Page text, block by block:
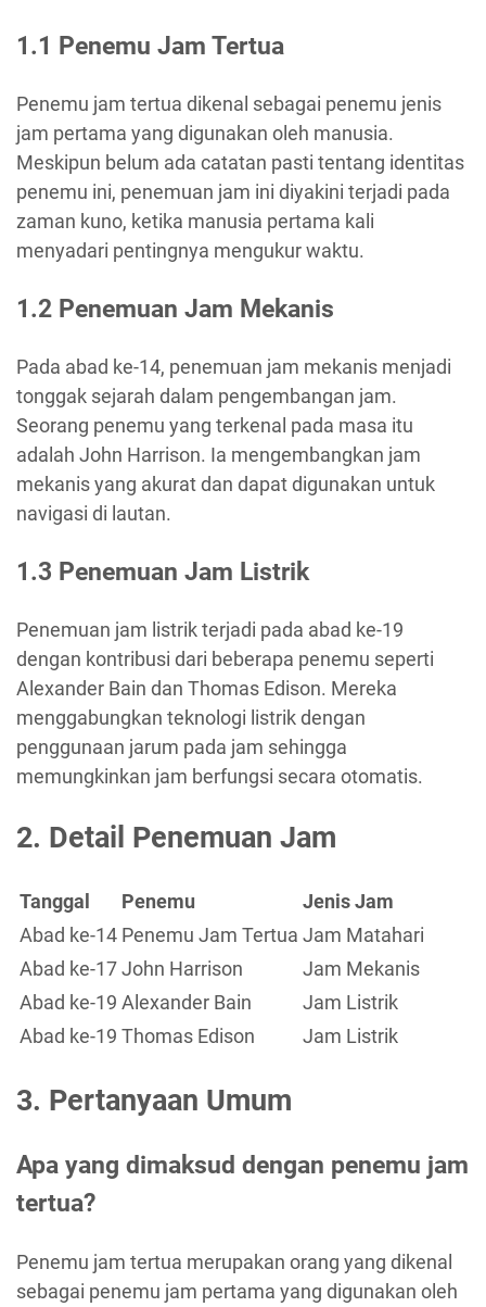
1.1 Penemu Jam Tertua
Penemu jam tertua dikenal sebagai penemu jenis
jam pertama yang digunakan oleh manusia.
Meskipun belum ada catatan pasti tentang identitas
penemu ini, penemuan jam ini diyakini terjadi pada
zaman kuno, ketika manusia pertama kali
menyadari pentingnya mengukur waktu.
1.2 Penemuan Jam Mekanis
Pada abad ke-14, penemuan jam mekanis menjadi
tonggak sejarah dalam pengembangan jam.
Seorang penemu yang terkenal pada masa itu
adalah John Harrison. Ia mengembangkan jam
mekanis yang akurat dan dapat digunakan untuk
navigasi di lautan.
1.3 Penemuan Jam Listrik
Penemuan jam listrik terjadi pada abad ke-19
dengan kontribusi dari beberapa penemu seperti
Alexander Bain dan Thomas Edison. Mereka
menggabungkan teknologi listrik dengan
penggunaan jarum pada jam sehingga
memungkinkan jam berfungsi secara otomatis.
2. Detail Penemuan Jam
Tanggal Penemu
Jenis Jam
Abad ke-14 Penemu Jam Tertua Jam Matahari
Abad ke-17John Harrison
Jam Mekanis
Abad ke-19 Alexander Bain
Jam Listrik
Abad ke-19 Thomas Edison Jam Listrik
3. Pertanyaan Umum
Apa yang dimaksud dengan penemu jam
tertua?
Penemu jam tertua merupakan orang yang dikenal
sebagai penemu jam pertama yang digunakan oleh